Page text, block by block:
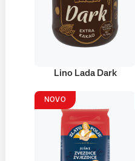
Lino Lada Dark
NOVO